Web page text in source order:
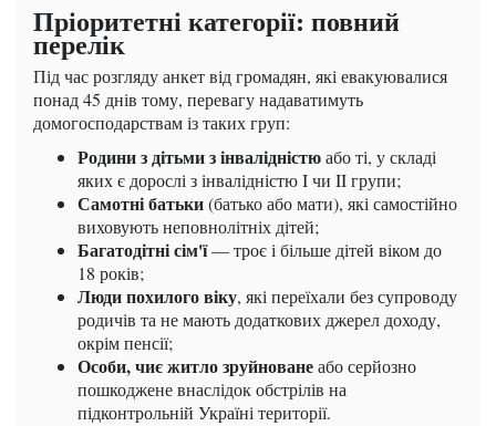
Пріоритетні категорії: повний
перелік
Під час розгляду анкет від громадян, які евакуювалися
понад 45 днів тому, перевагу надаватимуть
домогосподарствам із таких груп:
Родини з дітьми з інвалідністюабо ті, у складі
яких є дорослі з інвалідністю I чи II групи;
Самотні батьки(батько або мати), які самостійно
виховують неповнолітніх дітей;
Багатодітні сім'ї— троє і більше дітей віком до
18 років;
Люди похилого віку, які переїхали без супроводу
родичів та не мають додаткових джерел доходу,
окрім пенсії;
Особи, чиє житло зруйнованеабо серйозно
пошкоджене внаслідок обстрілів на
підконтрольній Україні території.